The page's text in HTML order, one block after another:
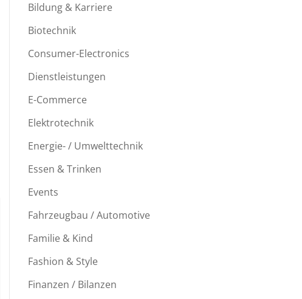
Bildung & Karriere
Biotechnik
Consumer-Electronics
Dienstleistungen
E-Commerce
Elektrotechnik
Energie- / Umwelttechnik
Essen & Trinken
Events
Fahrzeugbau / Automotive
Familie & Kind
Fashion & Style
Finanzen / Bilanzen